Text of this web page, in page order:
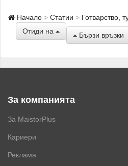
Начало Статии
Готварство,
Отиди на
Бързи връзки
За компанията
За MaistorPlus
Кариери
Реклама